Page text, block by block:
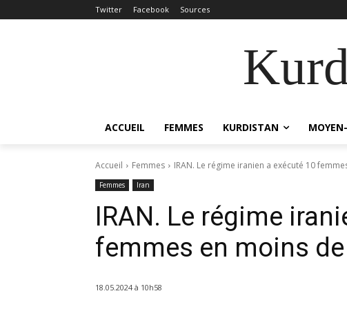
Twitter Facebook Sources
ACCUEIL FEMMES KURDISTAN
Accueil Femmes IRAN. Le régime iranien a exécuté 10
Femmes Iran
IRAN. Le régime
femmes en moins
18.05.2024 à 10h58